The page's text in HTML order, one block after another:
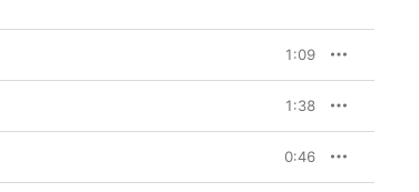
1:09
1:38
0:46